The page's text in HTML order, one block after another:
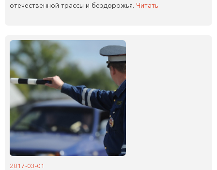
отечественной трассы и бездорожья. Читать
2017-03-01